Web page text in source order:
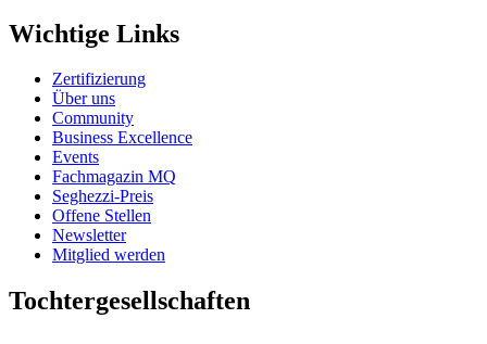
Wichtige Links
Zertifizierung
Über uns
Community
Business Excellence
Events
Fachmagazin MQ
Seghezzi-Preis
Offene Stellen
Newsletter
Mitglied werden
Tochtergesellschaften